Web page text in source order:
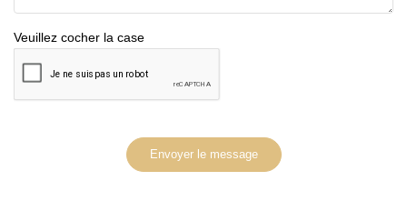
Veuillez cocher la case
Envoyer le message